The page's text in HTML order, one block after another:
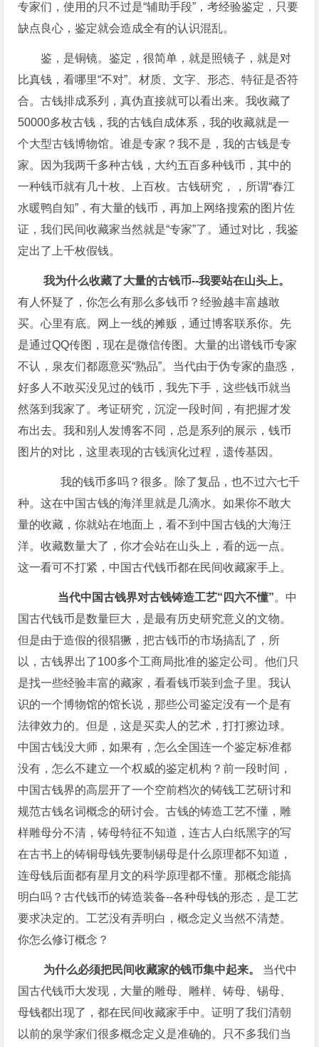
专家们，使用的只不过是“辅助手段”，考经验鉴定，只要
缺点良心，鉴定就会造成全有的认识混乱。
鉴，是铜镜。鉴定，很简单，就是照镜子，就是对
比真钱，看哪里“不对”。材质、文字、形态、特征是否符
合。古钱排成系列，真伪直接就可以看出来。​我收藏了
50000多枚古钱，我的古钱自成体系，我的收藏就是一
个大型古钱博物馆。谁是专家？我不是，我的古钱是专
家。因为我两千多种古钱，大约五百多种钱币，其中的
一种钱币就有几十枚、上百枚。古钱研究，，所谓“春江
水暖鸭自知”，有大量的钱币，再加上网络搜索的图片佐
证，我们民间收藏家当然就是“专家”了。通过对比，我鉴
定出了上千枚假钱。
我为什么收藏了大量的古钱币--我要站在山头上。
有人怀疑了，你怎么有那么多钱币？经验越丰富越敢
买。心里有底。网上一线的摊贩，通过博客联系你。先
是通过QQ传图，现在是微信传图。大量的出谱钱币专家
不认，泉友们都愿意买“熟品”。当代由于伪专家的蛊惑，
好多人不敢买没见过的钱币，我先下手，这些钱币就当
然落到我家了。考证研究，沉淀一段时间，有把握才发
布出去。我和别人发博客不同，总是系列的展示，钱币
图片的对比，这里表现的古钱演化过程，遗传基因。​
​ 我的钱币多吗？很多。除了复品，也不过六七千
种。这在中国古钱的海洋里就是几滴水。如果你不敢大
量的收藏，你就站在地面上，看不到中国古钱的大海汪
洋。收藏数量大了，你才会站在山头上，看的远一点。
这一看可不打紧，中国古代钱币都在民间收藏家手上。
当代中国古钱界对古钱铸造工艺“四六不懂”。中
国古代钱币是数量巨大，是最有历史研究意义的文物。
但是由于造假的很猖獗，把古钱币的市场搞乱了，所
以，古钱界出了100多个工商局批准的鉴定公司。他们只
是找一些经验丰富的藏家，看看钱币装到盒子里。我认
识的一个博物馆的馆长说，那些公司鉴定没有一个是有
法律效力的。但是，这是买卖人的艺术，打打擦边球。
中国古钱没大师，如果有，怎么全国连一个鉴定标准都
没有，怎么不建立一个权威的鉴定机构？前一段时间，
中国古钱界的高层开了一个空前档次的铸钱工艺研讨和
规范古钱名词概念的研讨会。古钱的铸造工艺不懂，雕
样雕母分不清，铸母特征不知道，连古人白纸黑字的写
在古书上的铸铜母钱先要制锡母是什么原理都不知道，
连母钱后面都有星月文的科学原理都不懂。那概念能搞
明白吗？古代钱币的铸造装备--各种母钱的形态，是工艺
要求决定的。工艺没有弄明白，概念定义当然不清楚。​
你怎么修订概念？
为什么必须把民间收藏家的钱币集中起来。
当代中
国古代钱币大发现，大量的雕母、雕样、铸母、锡母、
母钱都出现了，都在民间收藏家手中。​证明了我们清朝
以前的泉学家们很多概念定义是准确的。只不多我们当